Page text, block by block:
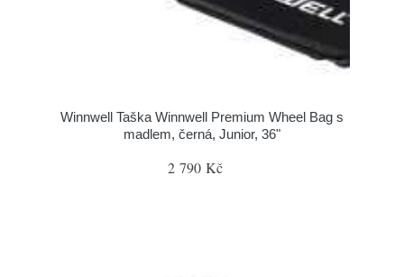
Winnwell Taška Winnwell Premium Wheel Bag s
madlem, černá, Junior, 36"
2 790 Kč